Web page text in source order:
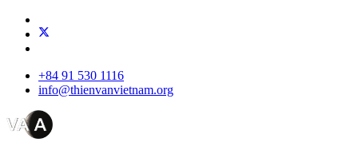
+84 91 530 1116
info@thienvanvietnam.org